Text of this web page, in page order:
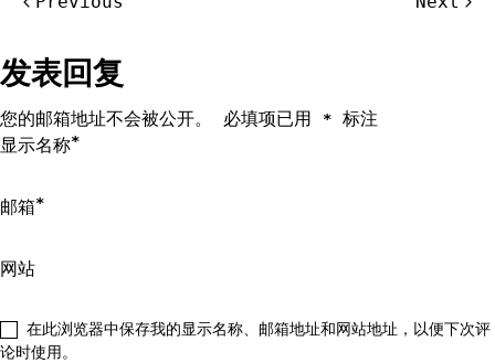
航
发表回复
您的邮箱地址不会被公开。 必填项已用 * 标注
显示名称*
邮箱*
网站
在此浏览器中保存我的显示名称、邮箱地址和网站地址，以便下次评
论时使用。